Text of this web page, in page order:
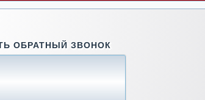
ОБРАТНЫЙ ЗВОНОК